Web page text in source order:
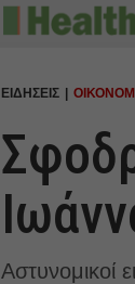
ΕΙΔΗΣΕΙΣ
Αστυνομικοί